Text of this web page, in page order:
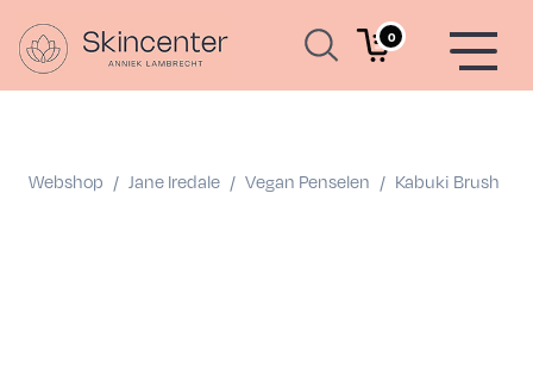
0
Webshop / Jane Iredale / Vegan Penselen / Kabuki Brush